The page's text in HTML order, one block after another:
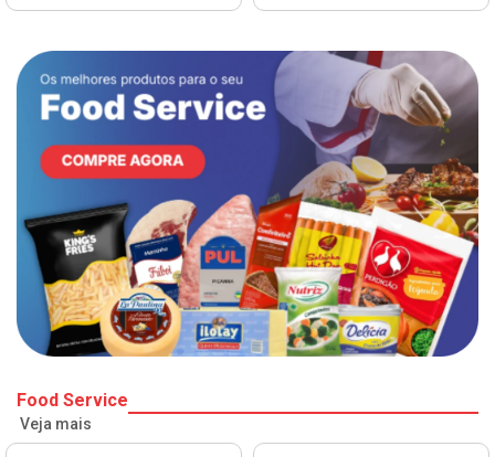
Food Service
Veja mais